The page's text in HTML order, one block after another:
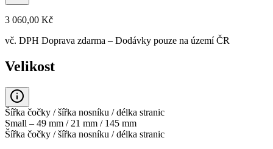
3 060,00 Kč
vč. DPH Doprava zdarma – Dodávky pouze na území ČR
Velikost
Šířka čočky / šířka nosníku / délka stranic
Small – 49 mm / 21 mm / 145 mm
Šířka čočky / šířka nosníku / délka stranic